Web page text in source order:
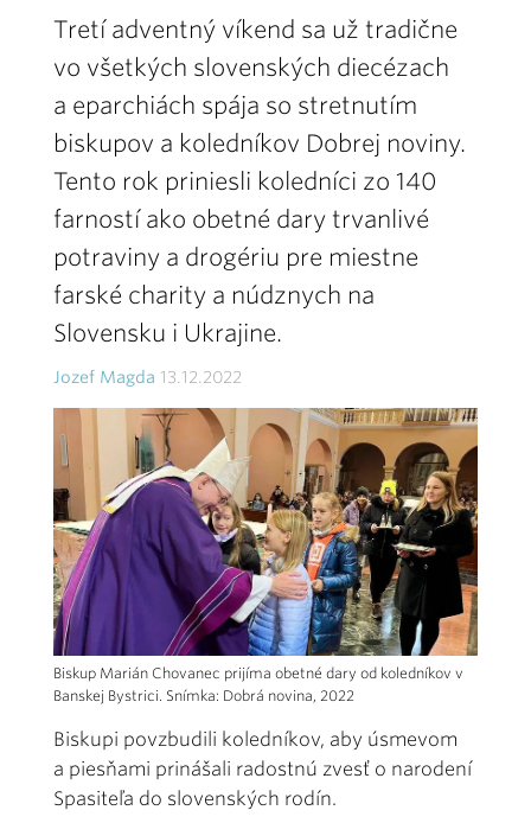
Tretí adventný víkend sa už tradične
vo všetkých slovenských diecézach
a eparchiách spája so stretnutím
biskupov a koledníkov Dobrej noviny.
Tento rok priniesli koledníci zo 140
farností ako obetné dary trvanlivé
potraviny a drogériu pre miestne
farské charity a núdznych na
Slovensku i Ukrajine.
Jozef Magda 13.12.2022
Biskup Marián Chovanec prijíma obetné dary od koledníkov v
Banskej Bystrici. Snímka: Dobrá novina, 2022
Biskupi povzbudili koledníkov, aby úsmevom
a piesňami prinášali radostnú zvesť o narodení
Spasiteľa do slovenských rodín.